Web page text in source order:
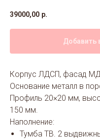
39000,00 р.
Добавить
Корпус ЛДСП, фасад
Основание металл в
Профиль 20×20 мм,
150 мм.
Наполнение:
Тумба ТВ. 2